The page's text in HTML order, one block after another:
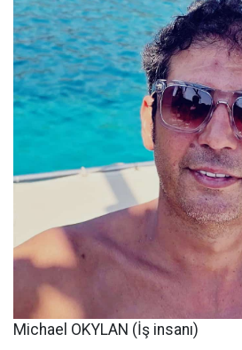
Michael OKYLAN (İş insanı)